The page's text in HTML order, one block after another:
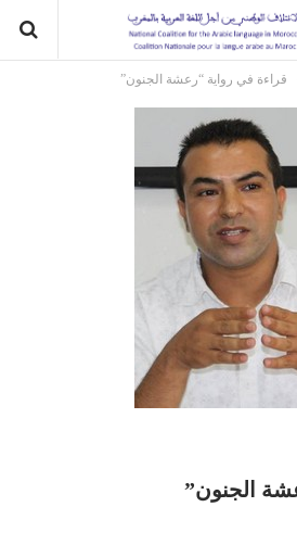
قراءة في رواية “رعشة الجنون”
الجنون”